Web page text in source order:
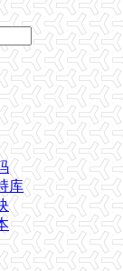
库